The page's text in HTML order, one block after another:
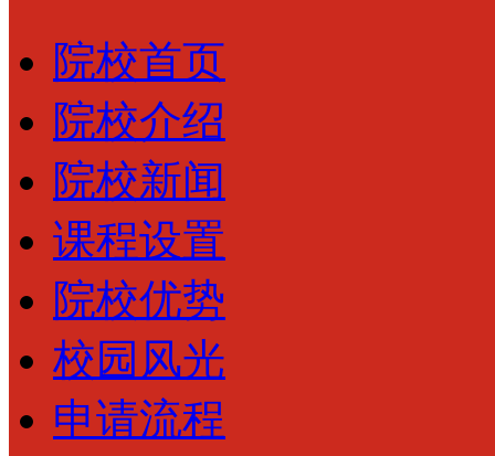
院校首页
院校介绍
院校新闻
课程设置
院校优势
校园风光
申请流程